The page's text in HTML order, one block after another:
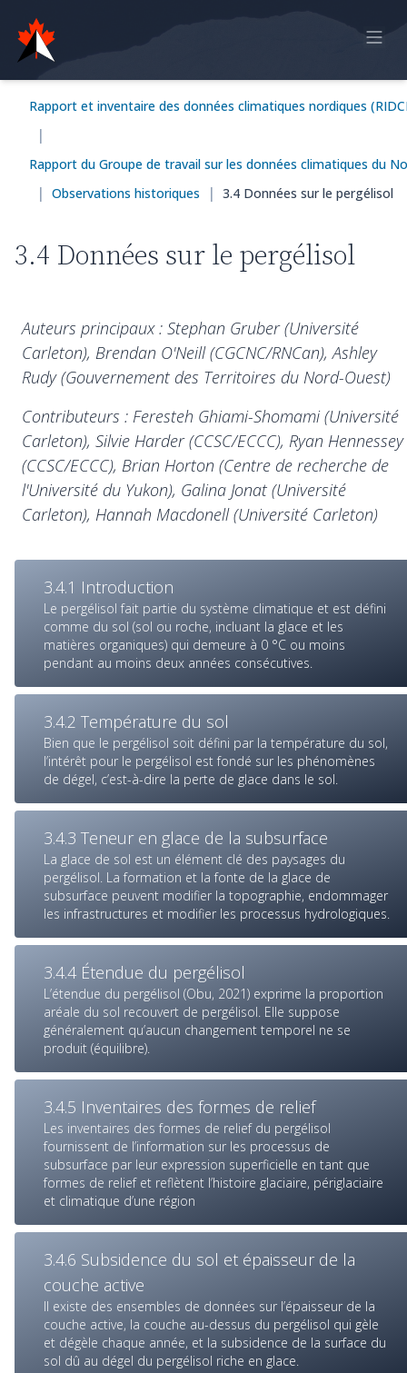
Rapport en ligne
Observations historiques
Données de modèle
Rapport et inventaire des données climatiques nordiques
|
Rapport du Groupe de travail sur les données climatiques du
| Observations historiques | 3.4 Données sur le pergélisol
3.4 Données sur le pergélisol
Auteurs principaux : Stephan Gruber (Université
Carleton), Brendan O'Neill (CGCNC/RNCan), Ashley
Rudy (Gouvernement des Territoires du Nord-Ouest)
Contributeurs : Feresteh Ghiami-Shomami (Université
Carleton), Silvie Harder (CCSC/ECCC), Ryan Hennessey
(CCSC/ECCC), Brian Horton (Centre de recherche de
l'Université du Yukon), Galina Jonat (Université
Carleton), Hannah Macdonell (Université Carleton)
3.4.1 Introduction
Le pergélisol fait partie du système climatique et est défini
comme du sol (sol ou roche, incluant la glace et les
matières organiques) qui demeure à 0 °C ou moins
pendant au moins deux années consécutives.
3.4.2 Température du sol
Bien que le pergélisol soit défini par la température du sol,
l’intérêt pour le pergélisol est fondé sur les phénomènes
de dégel, c’est-à-dire la perte de glace dans le sol.
3.4.3 Teneur en glace de la subsurface
La glace de sol est un élément clé des paysages du
pergélisol. La formation et la fonte de la glace de
subsurface peuvent modifier la topographie, endommager
les infrastructures et modifier les processus hydrologiques.
3.4.4 Étendue du pergélisol
L’étendue du pergélisol (Obu, 2021) exprime la proportion
aréale du sol recouvert de pergélisol. Elle suppose
généralement qu’aucun changement temporel ne se
produit (équilibre).
3.4.5 Inventaires des formes de relief
Les inventaires des formes de relief du pergélisol
fournissent de l’information sur les processus de
subsurface par leur expression superficielle en tant que
formes de relief et reflètent l’histoire glaciaire, périglaciaire
et climatique d’une région
3.4.6 Subsidence du sol et épaisseur de la
couche active
Il existe des ensembles de données sur l’épaisseur de la
couche active, la couche au-dessus du pergélisol qui gèle
et dégèle chaque année, et la subsidence de la surface du
sol dû au dégel du pergélisol riche en glace.